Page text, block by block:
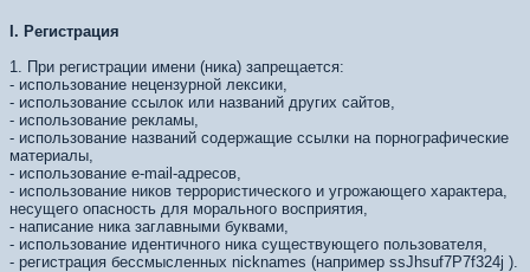
I. Регистрация
1. При регистрации имени (ника) запрещается:
- использование нецензурной лексики,
- использование ссылок или названий других сайтов,
- использование рекламы,
- использование названий содержащие ссылки на порнографические
материалы,
- использование e-mail-адресов,
- использование ников террористического и угрожающего характера,
несущего опасность для морального восприятия,
- написание ника заглавными буквами,
- использование идентичного ника существующего пользователя,
- регистрация бессмысленных nicknames (например ssJhsuf7Р7f324j ).